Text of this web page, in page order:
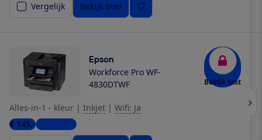
Vergelijk
Bekijk snel
Epson
Workforce Pro WF-
4830DTWF
Bekijk test
Alles-in-1 - kleur | Inkjet | Wifi: Ja
€ 145,-10 winkels